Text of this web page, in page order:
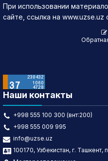
При использовании
сайте, ссылка на www.uzse.uz
Наши контакты
+998 555 100 300 (внт:200)
+998 555 009 995
info@uzse.uz
100170, Узбекистан, г. Ташкент,